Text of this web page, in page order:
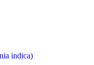
indica)